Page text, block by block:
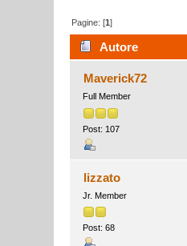
Pagine: [1]
Autore
Maverick72
Full Member
Post: 107
lizzato
Jr. Member
Post: 68